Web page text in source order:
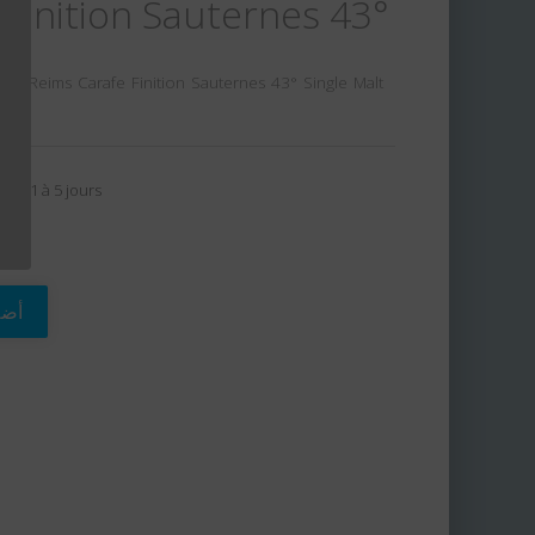
Sauternes 43°
Reims Carafe Finition Sauternes 43° Single Malt
1 à 5 jours